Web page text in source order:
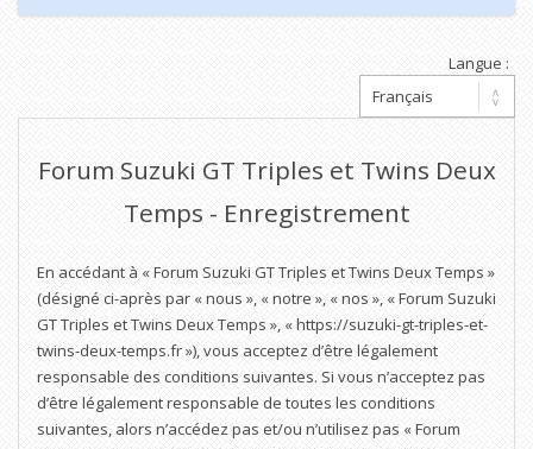
Langue :
Forum Suzuki GT Triples et Twins Deux
Temps - Enregistrement
En accédant à « Forum Suzuki GT Triples et Twins Deux Temps »
(désigné ci-après par « nous », « notre », « nos », « Forum Suzuki
GT Triples et Twins Deux Temps », « https://suzuki-gt-triples-et-
twins-deux-temps.fr »), vous acceptez d’être légalement
responsable des conditions suivantes. Si vous n’acceptez pas
d’être légalement responsable de toutes les conditions
suivantes, alors n’accédez pas et/ou n’utilisez pas « Forum